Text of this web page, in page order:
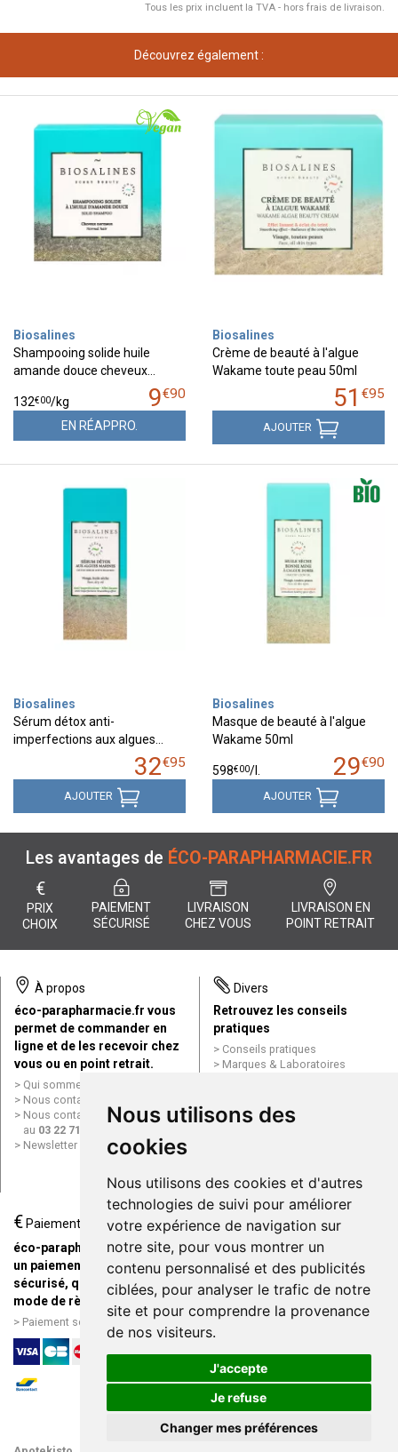
Nous utilisons des
cookies
Nous utilisons des cookies et d'autres
technologies de suivi pour améliorer
votre expérience de navigation sur
notre site, pour vous montrer un
contenu personnalisé et des publicités
ciblées, pour analyser le trafic de notre
site et pour comprendre la provenance
de nos visiteurs.
J'accepte
Je refuse
Changer mes préférences
Tous les prix incluent la TVA - hors frais de livraison.
Découvrez également :
Biosalines
Shampooing solide huile
amande douce cheveux…
9€90
132€00/kg
EN RÉAPPRO.
Biosalines
Crème de beauté à l'algue
Wakame toute peau 50ml
51 €95
AJOUTER
Biosalines
Sérum détox anti-
imperfections aux algues…
32€95
AJOUTER
Biosalines
Masque de beauté à l'algue
Wakame 50ml
29€90
598€00/
AJOUTER
Les avantages de ÉCO-PARAPHARMACIE.FR
€
PRIX
CHOIX
PAIEMENT
SÉCURISÉ
LIVRAISON
CHEZ VOUS
LIVRAISON EN
POINT RETRAIT
À propos
éco-parapharmacie.fr vous
permet de commander en
ligne et de les recevoir chez
vous ou en point retrait.
Qui sommes nous ?
Nous contacter par e-mail
Nous contacter par téléphone
au 03 22 71 64 10
Newsletter
Divers
Retrouvez les conseils
pratiques
Conseils pratiques
Marques & Laboratoires
Mentions légales
Données personnelles
ligne
€ Paiement
éco-parapharmacie.fr offre
un paiement entièrement
sécurisé, quel que soit le
mode de règlement
Paiement sécurisé et simple
Livraison / Point retrait
Commandez en ligne et
recevez votre commande
rapidement chez vous ou en
point retrait
Livraison chez vous ou en